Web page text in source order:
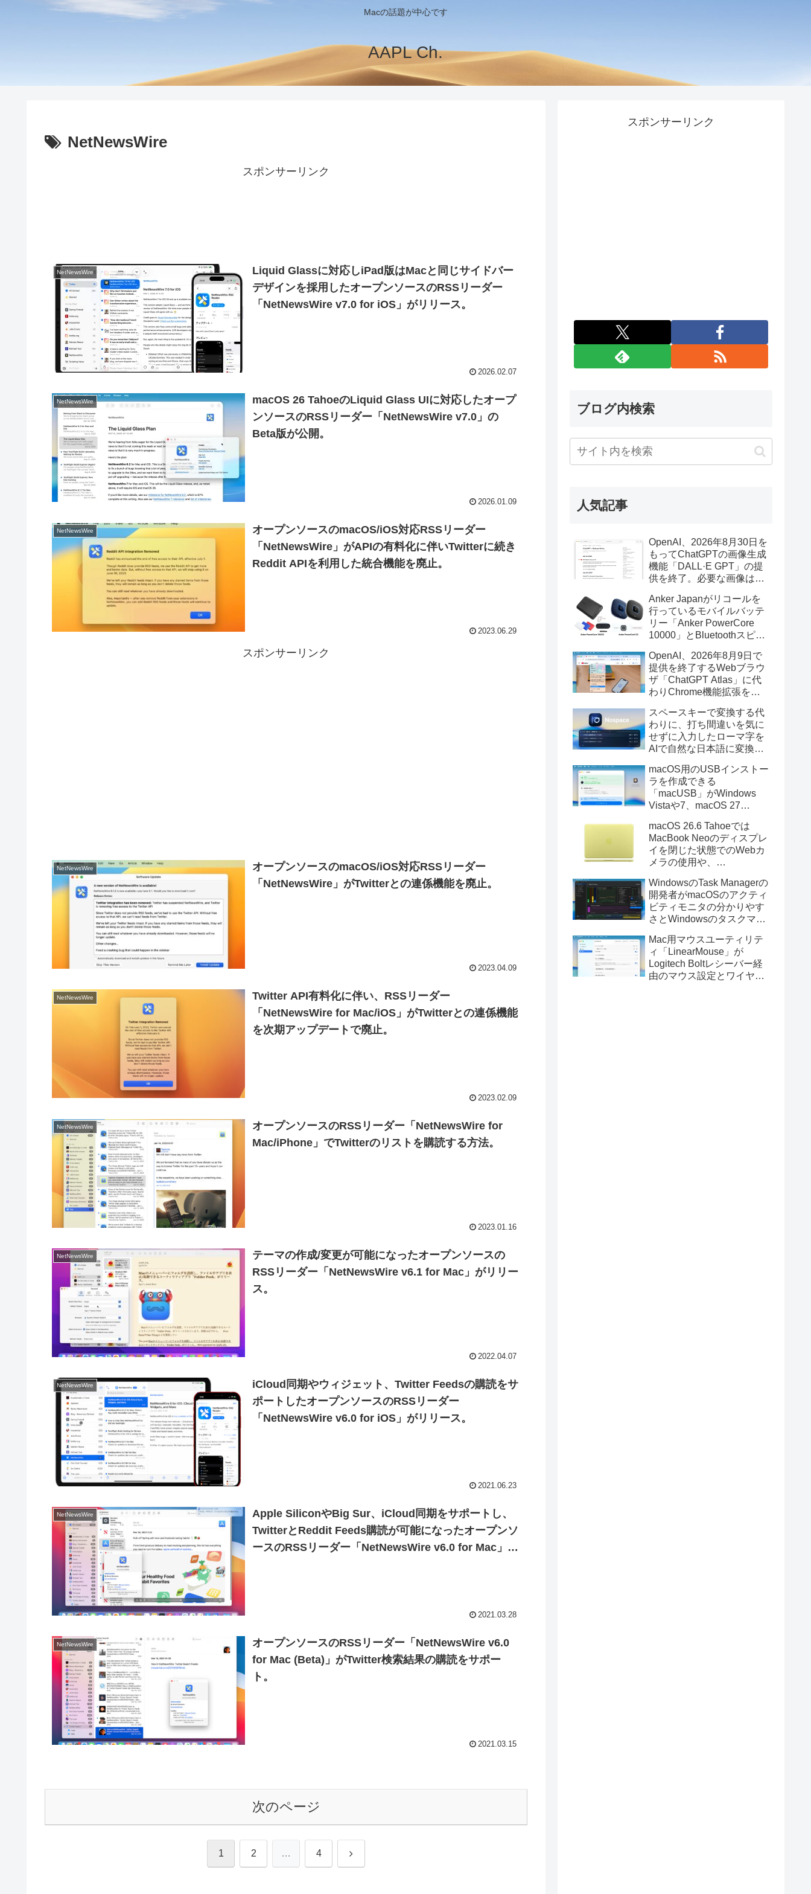
Macの話題が中心です
AAPL Ch.
NetNewsWire
スポンサーリンク
NetNewsWire
Liquid Glassに対応しiPad版はMacと同じサイドバー
デザインを採用したオープンソースのRSSリーダー
「NetNewsWire v7.0 for iOS」がリリース。
2026.02.07
NetNewsWire
macOS 26 TahoeのLiquid Glass UIに対応したオープ
ンソースのRSSリーダー「NetNewsWire v7.0」の
Beta版が公開。
2026.01.09
NetNewsWire
オープンソースのmacOS/iOS対応RSSリーダー
「NetNewsWire」がAPIの有料化に伴いTwitterに続き
Reddit APIを利用した統合機能を廃止。
2023.06.29
スポンサーリンク
NetNewsWire
オープンソースのmacOS/iOS対応RSSリーダー
「NetNewsWire」がTwitterとの連係機能を廃止。
2023.04.09
NetNewsWire
Twitter API有料化に伴い、RSSリーダー
「NetNewsWire for Mac/iOS」がTwitterとの連係機能
を次期アップデートで廃止。
2023.02.09
NetNewsWire
オープンソースのRSSリーダー「NetNewsWire for
Mac/iPhone」でTwitterのリストを購読する方法。
2023.01.16
NetNewsWire
テーマの作成/変更が可能になったオープンソースの
RSSリーダー「NetNewsWire v6.1 for Mac」がリリー
ス。
2022.04.07
NetNewsWire
iCloud同期やウィジェット、Twitter Feedsの購読をサ
ポートしたオープンソースのRSSリーダー
「NetNewsWire v6.0 for iOS」がリリース。
2021.06.23
NetNewsWire
Apple SiliconやBig Sur、iCloud同期をサポートし、
TwitterとReddit Feeds購読が可能になったオープンソ
ースのRSSリーダー「NetNewsWire v6.0 for Mac」が
2021.03.28
NetNewsWire
オープンソースのRSSリーダー「NetNewsWire v6.0
for Mac (Beta)」がTwitter検索結果の購読をサポー
ト。
2021.03.15
次のページ
1 2 … 4 次
スポンサーリンク
ブログ内検索
人気記事
OpenAI、2026年8月30日を
もってChatGPTの画像生成
機能「DALL·E GPT」の提
供を終了。必要な画像は期
Anker Japanがリコールを
行っているモバイルバッテ
リー「Anker PowerCore
10000」とBluetoothスピー
辺を焼損する火災が6月に3
件発生していたそうなので
注意を。
OpenAI、2026年8月9日で
提供を終了するWebブラウ
ザ「ChatGPT Atlas」に代
わりChrome機能拡張をア
画の質問やAsk ChatGPT機
能を追加。
スペースキーで変換する代
わりに、打ち間違いを気に
せずに入力したローマ字を
AIで自然な日本語に変換し
力アプリ「Nospace」がリ
リース。
macOS用のUSBインストー
ラを作成できる
「macUSB」がWindows
Vistaや7、macOS 27
トーラの作成に対応。
macOS 26.6 Tahoeでは
MacBook Neoのディスプレ
イを閉じた状態でのWebカ
メラの使用や、
利用しMacBook Neoを復元
する際の安定性が向上。
WindowsのTask Managerの
開発者がmacOSのアクティ
ビティモニタの分かりやす
さとWindowsのタスクマネ
Mac用システムモニタアプ
リ「Task Manager TMOG」
のBeta版を公開。
Mac用マウスユーティリテ
ィ「LinearMouse」が
Logitech Boltレシーバー経
由のマウス設定とワイヤレ